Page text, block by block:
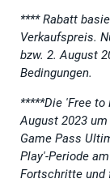
****Rabatt
Verkaufspreis.
bzw. 2. August
Bedingungen.
*****Die 'Free to
August 2023 um
Game Pass
Play'-Periode
Fortschritte und